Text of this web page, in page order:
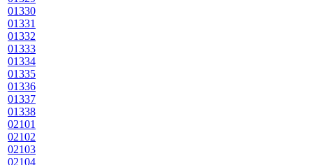
01330
01331
01332
01333
01334
01335
01336
01337
01338
02101
02102
02103
02104